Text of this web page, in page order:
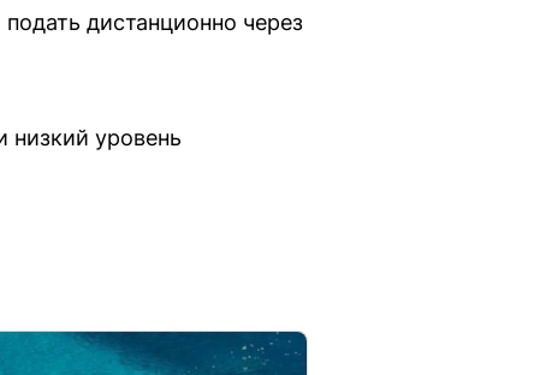
дистанционно через
низкий уровень